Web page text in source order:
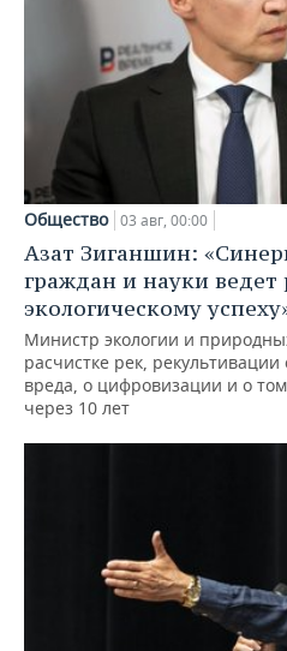
Общество 03 авг, 00:00
Азат Зиганшин:
граждан и науки ведет
экологическому
Министр экологии и
расчистке рек,
вреда, о цифровизации и о
через 10 лет